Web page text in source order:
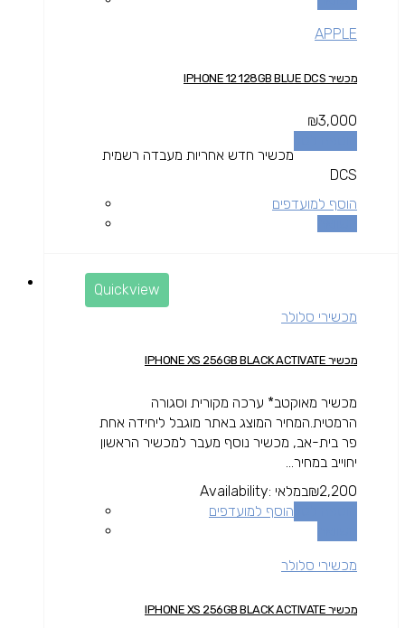
APPLE
מכשיר IPHONE 12 128GB BLUE DCS
₪3,000
מכשיר חדש אחריות מעבדה רשמית
DCS
הוסף למועדפים
Quickview
מכשירי סלולר
מכשיר IPHONE XS 256GB BLACK ACTIVATE
מכשיר מאוקטב* ערכה מקורית וסגורה
הרמטית.המחיר המוצג באתר מוגבל ליחידה אחת
פר בית-אב, מכשיר נוסף מעבר למכשיר הראשון
יחוייב במחיר...
₪2,200
Availability: במלאי
הוסף למועדפים
מכשירי סלולר
מכשיר IPHONE XS 256GB BLACK ACTIVATE